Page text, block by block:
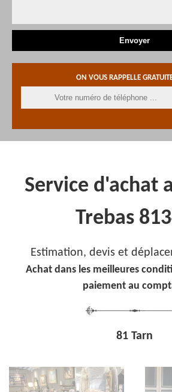
ON VOUS RAPPELLE
Service d'achat
Trebas
Estimation, devis et
Achat dans les meilleures
paiement au
81 Tarn